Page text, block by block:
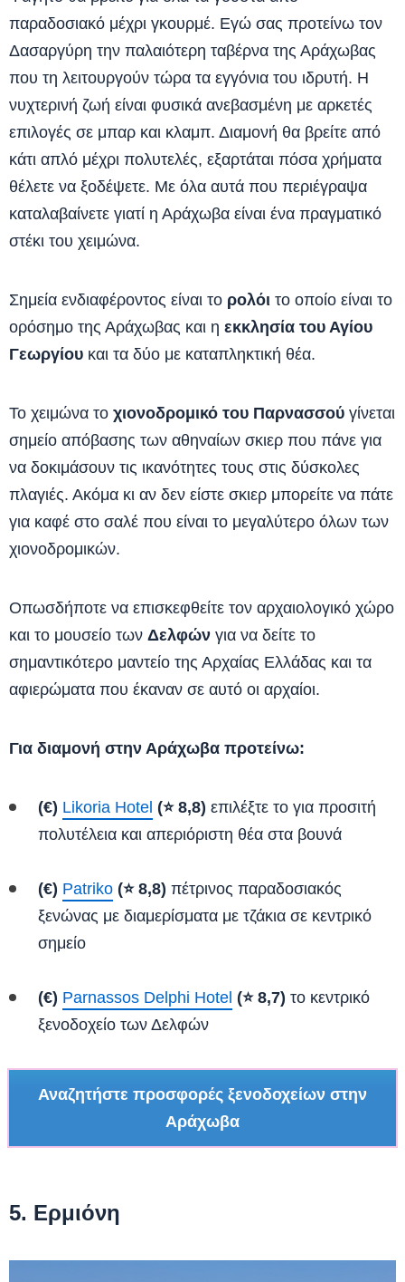
παραδοσιακό μέχρι γκουρμέ. Εγώ σας προτείνω τον
Δασαργύρη την παλαιότερη ταβέρνα της Αράχωβας
που τη λειτουργούν τώρα τα εγγόνια του ιδρυτή. Η
νυχτερινή ζωή είναι φυσικά ανεβασμένη με αρκετές
επιλογές σε μπαρ και κλαμπ. Διαμονή θα βρείτε από
κάτι απλό μέχρι πολυτελές, εξαρτάται πόσα χρήματα
θέλετε να ξοδέψετε. Με όλα αυτά που περιέγραψα
καταλαβαίνετε γιατί η Αράχωβα είναι ένα πραγματικό
στέκι του χειμώνα.
Σημεία ενδιαφέροντος είναι το ρολόι το οποίο είναι το
ορόσημο της Αράχωβας και η εκκλησία του Αγίου
Γεωργίου και τα δύο με καταπληκτική θέα.
Το χειμώνα το χιονοδρομικό του Παρνασσού γίνεται
σημείο απόβασης των αθηναίων σκιερ που πάνε για
να δοκιμάσουν τις ικανότητες τους στις δύσκολες
πλαγιές. Ακόμα κι αν δεν είστε σκιερ μπορείτε να πάτε
για καφέ στο σαλέ που είναι το μεγαλύτερο όλων των
χιονοδρομικών.
Οπωσδήποτε να επισκεφθείτε τον αρχαιολογικό χώρο
και το μουσείο των Δελφών για να δείτε το
σημαντικότερο μαντείο της Αρχαίας Ελλάδας και τα
αφιερώματα που έκαναν σε αυτό οι αρχαίοι.
Για διαμονή στην Αράχωβα προτείνω:
(€) Likoria Hotel (⭐ 8,8) επιλέξτε το για προσιτή
πολυτέλεια και απεριόριστη θέα στα βουνά
(€) Patriko (⭐ 8,8) πέτρινος παραδοσιακός
ξενώνας με διαμερίσματα με τζάκια σε κεντρικό
σημείο
(€) Parnassos Delphi Hotel (⭐ 8,7) το κεντρικό
ξενοδοχείο των Δελφών
Αναζητήστε προσφορές ξενοδοχείων στην
Αράχωβα
5. Ερμιόνη